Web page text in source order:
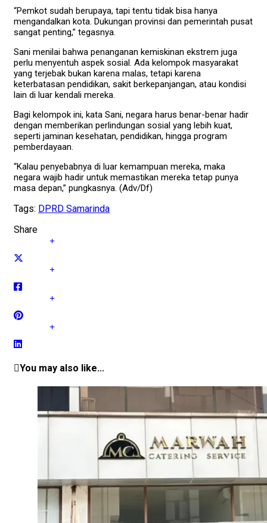
“Pemkot sudah berupaya, tapi tentu tidak bisa hanya
mengandalkan kota. Dukungan provinsi dan pemerintah pusat
sangat penting,” tegasnya.
Sani menilai bahwa penanganan kemiskinan ekstrem juga
perlu menyentuh aspek sosial. Ada kelompok masyarakat
yang terjebak bukan karena malas, tetapi karena
keterbatasan pendidikan, sakit berkepanjangan, atau kondisi
lain di luar kendali mereka.
Bagi kelompok ini, kata Sani, negara harus benar-benar hadir
dengan memberikan perlindungan sosial yang lebih kuat,
seperti jaminan kesehatan, pendidikan, hingga program
pemberdayaan.
“Kalau penyebabnya di luar kemampuan mereka, maka
negara wajib hadir untuk memastikan mereka tetap punya
masa depan,” pungkasnya. (Adv/Df)
Tags: DPRD Samarinda
Share
You may also like...